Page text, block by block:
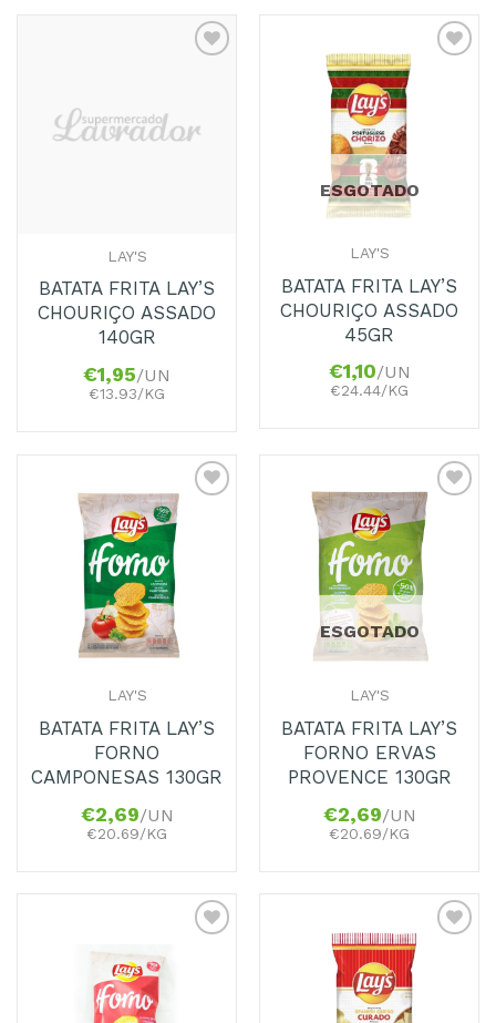
Favoritos
LAY'S
BATATA FRITA LAY’S
CHOURIÇO ASSADO
140GR
€1,95/UN
€13.93/KG
Adicionar
ESGOTADO
LAY'S
BATATA FRITA LAY’S
CHOURIÇO ASSADO
45GR
€1,10/UN
€24.44/KG
Adicionar
Favoritos
LAY'S
BATATA FRITA LAY’S
FORNO
CAMPONESAS 130GR
€2,69/UN
€20.69/KG
Adicionar
Favoritos
ESGOTADO
LAY'S
BATATA FRITA LAY’S
FORNO ERVAS
PROVENCE 130GR
€2,69/UN
€20.69/KG
Adicionar
Adicionar
Favoritos